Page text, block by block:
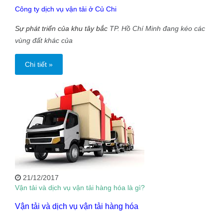
Công ty dịch vụ vận tải ở Củ Chi
Sự phát triển của khu tây bắc TP. Hồ Chí Minh đang kéo các
vùng đất khác của
Chi tiết »
21/12/2017
Vận tải và dịch vụ vận tải hàng hóa là gì?
Vận tải và dịch vụ vận tải hàng hóa